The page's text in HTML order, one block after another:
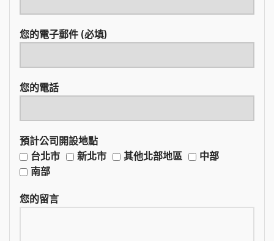
您的電子郵件 (必填)
您的電話
預計公司開設地點
台北市
新北市 其他北部地區
中部
南部
您的留言